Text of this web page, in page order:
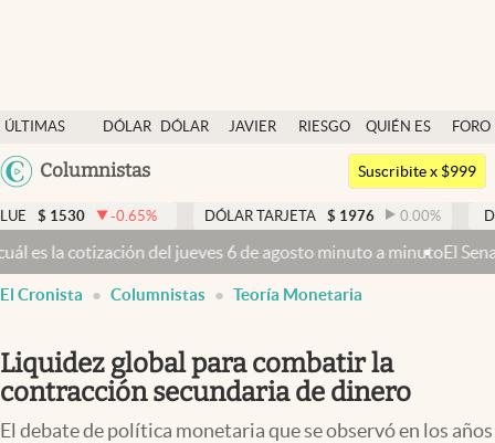
ÚLTIMAS
NOTICIAS
DÓLAR
DÓLAR
JAVIER
RIESGO
QUIÉN ES
QUIÉN
FORO
Argentina
México
Columnistas
Dólar
Members
Economía y Política
Finanzas y Mercados
Mercados Online
Columnistas
Otras secciones
Suscribite x $999
-0.65% DÓLAR TARJETA $ 1976 0.00% DÓLAR
del jueves 6 de agosto minuto a minutoEl Senado busca
El Cronista Columnistas Teoría Monetaria
Liquidez global para combatir la
contracción secundaria de dinero
El debate de política monetaria que se observó en los años